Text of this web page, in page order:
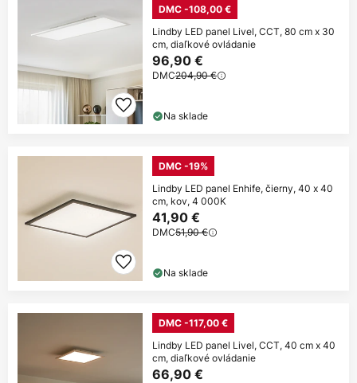
DMC -108,00 €
Lindby LED panel Livel, CCT, 80 cm x 30
cm, diaľkové ovládanie
96,90 €
DMC204,90 €
Na sklade
DMC -19%
Lindby LED panel Enhife, čierny, 40 x 40
cm, kov, 4 000K
41,90 €
DMC51,90 €
Na sklade
DMC -117,00 €
Lindby LED panel Livel, CCT, 40 cm x 40
cm, diaľkové ovládanie
66,90 €